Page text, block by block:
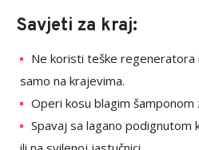
Savjeti za kraj:
Ne koristi teške regeneratora
samo na krajevima.
Operi kosu blagim šamponom
Spavaj sa lagano podignutom